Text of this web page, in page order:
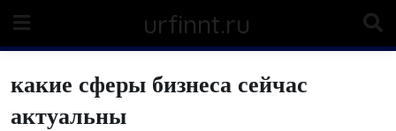
content
urfinnt.ru
какие сферы бизнеса сейчас
актуальны